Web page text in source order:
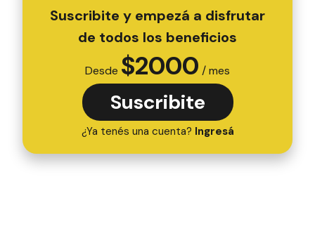
Suscribite y empezá a disfrutar
de todos los beneficios
Desde $2000 / mes
Suscribite
¿Ya tenés una cuenta? Ingresá